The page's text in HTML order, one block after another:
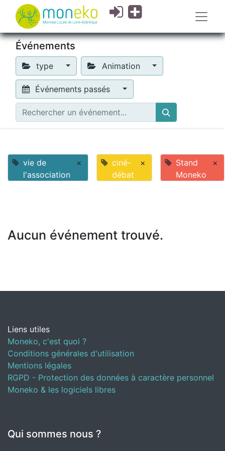
Événements
type Animation
Événements passés
vie de
l'association
×
ciné-
débat
×
Stand
Moneko
×
Aucun événement trouvé.
Liens utiles
Moneko, c'est quoi ?
Conditions générales d'utilisation
Mentions légales
RGPD - Protection des données à caractère personnel
Moneko & les logiciels libres
Qui sommes nous ?